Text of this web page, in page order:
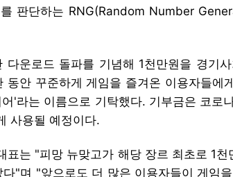
판단하는 RNG(Random Number
다운로드 돌파를 기념해 1천만원을 경기
동안 꾸준하게 게임을 즐겨온 이용자들에
'라는 이름으로 기탁했다. 기부금은 코로
사용될 예정이다.
표는 "피망 뉴맞고가 해당 장르 최초로 1천
다"며 "앞으로도 더 많은 이용자들이 게임